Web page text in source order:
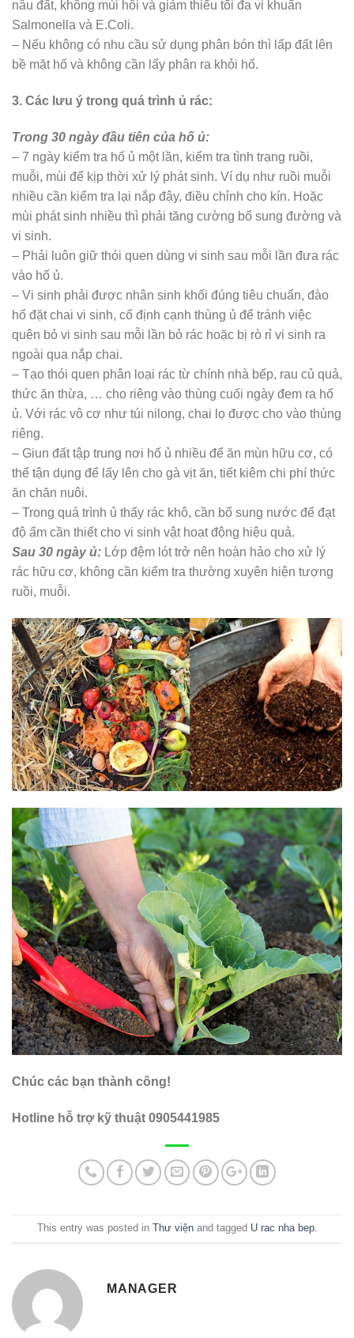
nâu đất, không mùi hôi và giảm thiểu tối đa vi khuẩn
Salmonella và E.Coli.
– Nếu không có nhu cầu sử dụng phân bón thì lấp đất lên
bề mặt hố và không cần lấy phân ra khỏi hố.
3. Các lưu ý trong quá trình ủ rác:
Trong 30 ngày đầu tiên của hố ủ:
– 7 ngày kiểm tra hố ủ một lần, kiểm tra tình trạng ruồi,
muỗi, mùi để kịp thời xử lý phát sinh. Ví dụ như ruồi muỗi
nhiều cần kiểm tra lại nắp đậy, điều chỉnh cho kín. Hoặc
mùi phát sinh nhiều thì phải tăng cường bổ sung đường và
vi sinh.
– Phải luôn giữ thói quen dùng vi sinh sau mỗi lần đưa rác
vào hố ủ.
– Vi sinh phải được nhân sinh khối đúng tiêu chuẩn, đào
hố đặt chai vi sinh, cố định cạnh thùng ủ để tránh việc
quên bỏ vi sinh sau mỗi lần bỏ rác hoặc bị rò rỉ vi sinh ra
ngoài qua nắp chai.
– Tạo thói quen phân loại rác từ chính nhà bếp, rau củ quả,
thức ăn thừa, … cho riêng vào thùng cuối ngày đem ra hố
ủ. Với rác vô cơ như túi nilong, chai lọ được cho vào thùng
riêng.
– Giun đất tập trung nơi hố ủ nhiều để ăn mùn hữu cơ, có
thể tận dụng để lấy lên cho gà vịt ăn, tiết kiêm chi phí thức
ăn chăn nuôi.
– Trong quá trình ủ thấy rác khô, cần bổ sung nước để đạt
độ ẩm cần thiết cho vi sinh vật hoạt động hiệu quả.
Sau 30 ngày ủ: Lớp đệm lót trở nên hoàn hảo cho xử lý
rác hữu cơ, không cần kiểm tra thường xuyên hiện tượng
ruồi, muỗi.
Chúc các bạn thành công!
Hotline hỗ trợ kỹ thuật 0905441985
This entry was posted in Thư việnand tagged U rac nha bep.
MANAGER